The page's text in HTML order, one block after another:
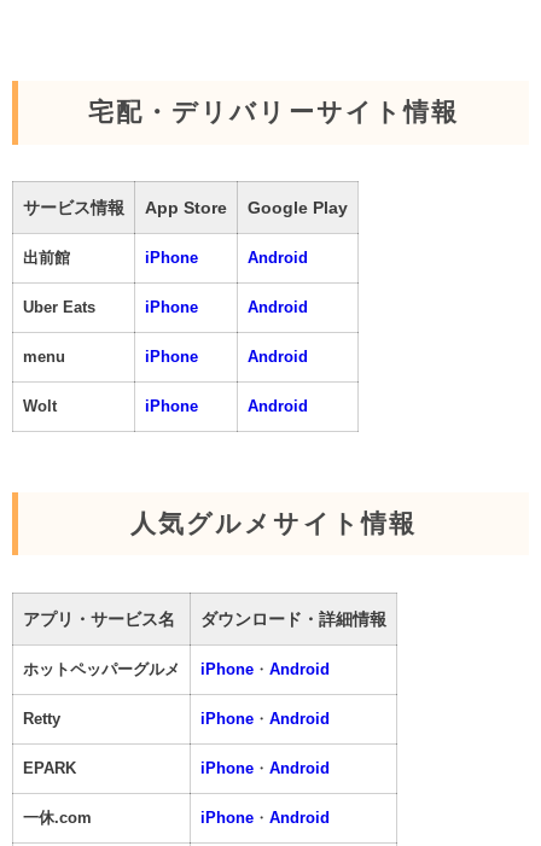
宅配・デリバリーサイト情報
サービス情報 App Store Google Play
出前館 iPhone Android
Uber Eats iPhone Android
menu iPhone Android
Wolt iPhone Android
人気グルメサイト情報
アプリ・サービス名 ダウンロード・詳細情報
ホットペッパーグルメ iPhone ・ Android
Retty iPhone ・ Android
EPARK iPhone ・ Android
一休.com iPhone ・ Android